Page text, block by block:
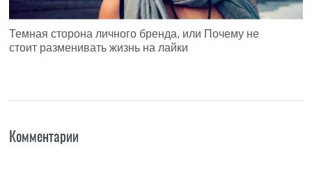
Темная сторона личного бренда, или Почему не
стоит разменивать жизнь на лайки
Комментарии